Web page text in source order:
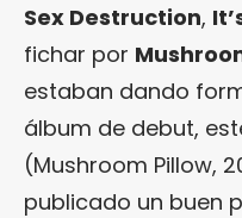
Sex Destruction,
fichar por
estaban dando
álbum de debut,
(Mushroom Pillow,
publicado un buen